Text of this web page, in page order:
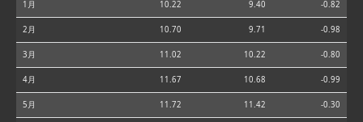
1月 10.22 9.40 -0.82
2月 10.70 9.71 -0.98
3月 11.02 10.22 -0.80
4月 11.67 10.68 -0.99
5月 11.72 11.42 -0.30